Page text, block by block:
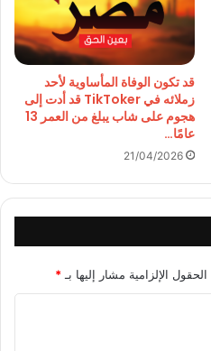
قد تكون الوفاة المأساوية لأحد
زملائه في TikToker قد أدت إلى
هجوم على شاب يبلغ من العمر 13
عامًا…
21/04/2026
الحقول الإلزامية مشار إليها بـ *